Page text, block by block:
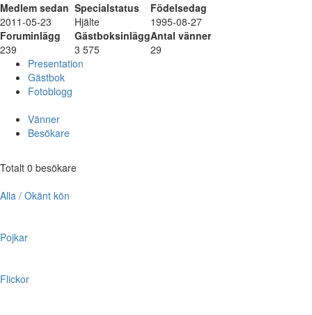
Medlem sedan Specialstatus
Födelsedag
2011-05-23
Hjälte
1995-08-27
Foruminlägg
GästboksinläggAntal vänner
239
3 575
29
Presentation
Gästbok
Fotoblogg
Vänner
Besökare
Totalt 0 besökare
Alla / Okänt kön
Pojkar
Flickor